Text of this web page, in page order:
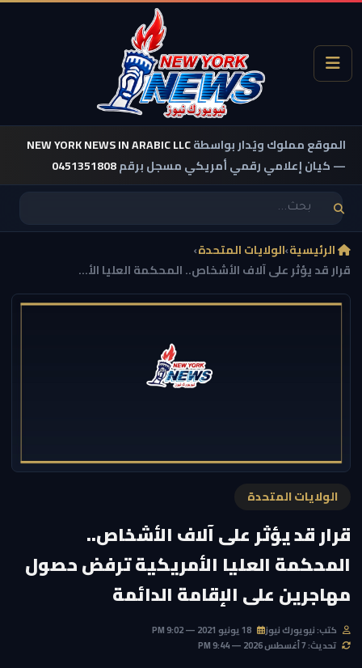
الموقع مملوك ويُدار بواسطةNEW YORK NEWS IN ARABIC LLC
— كيان إعلامي رقمي أمريكي مسجل برقم0451351808
الرئيسية›الولايات المتحدة›
قرار قد يؤثر على آلاف الأشخاص.. المحكمة العليا الأ...
الولايات المتحدة
قرار قد يؤثر على آلاف الأشخاص..
المحكمة العليا الأمريكية ترفض حصول
مهاجرين على الإقامة الدائمة
كتب: نيويورك نيوز
تحديث: 7 أغسطس 2026 — 9:44 PM